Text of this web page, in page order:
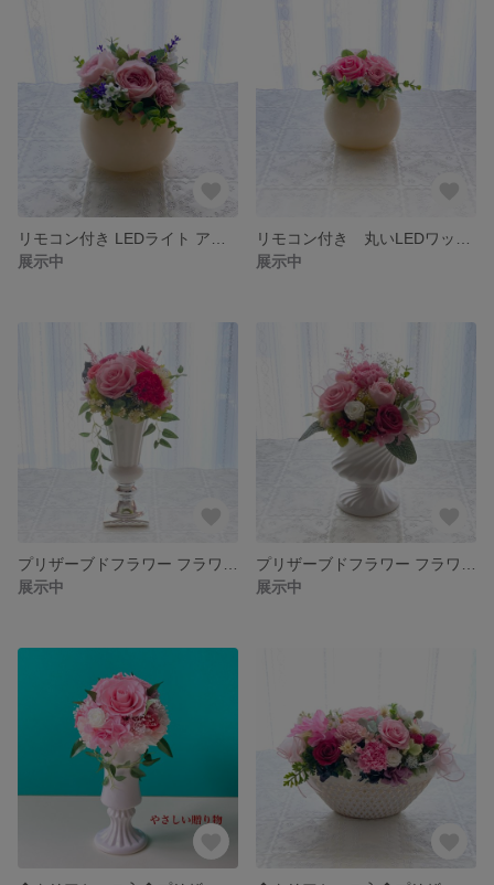
展示中
展示中
展示中
展示中